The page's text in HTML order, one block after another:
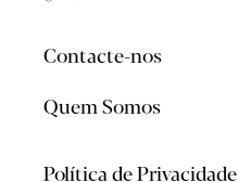
Contacte-nos
Quem Somos
Política de Privacidade